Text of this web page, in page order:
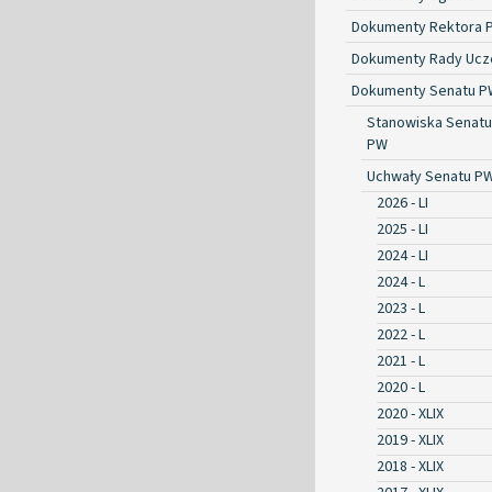
Dokumenty Rektora
Dokumenty Rady
Dokumenty Senatu
Stanowiska Senatu
PW
Uchwały Senatu
2026 - LI
2025 - LI
2024 - LI
2024 - L
2023 - L
2022 - L
2021 - L
2020 - L
2020 - XLIX
2019 - XLIX
2018 - XLIX